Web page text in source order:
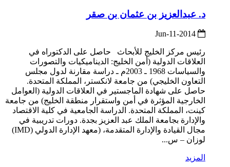
د. عبدالعزيز بن عثمان بن صقر
رئيس مركز الخليج للأبحاث حاصل على الدكتوراه في
العلاقات الدولية (أمن الخليج: الديناميكيات والتصورات
والسياسات 1968 ـ 2003م ـ دراسة مقارنة لدول مجلس
التعاون الخليجي) من جامعة لانكستر، المملكة المتحدة.
حاصل على شهادة الماجستير في العلاقات الدولية (العوامل
الخارجية المؤثرة في أمن واستقرار منطقة الخليج) من جامعة
كينت، المملكة المتحدة. الدراسة الجامعية في كلية الاقتصاد
والإدارة بجامعة الملك عبد العزيز بجدة. دورات تدريبية في
مجال القيادة والإدارة المتقدمة، (معهد الإدارة الدولي (IMD)
لوزان – س...
المزيد